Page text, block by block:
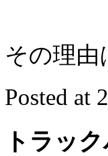
その理
Posted at
トラッ